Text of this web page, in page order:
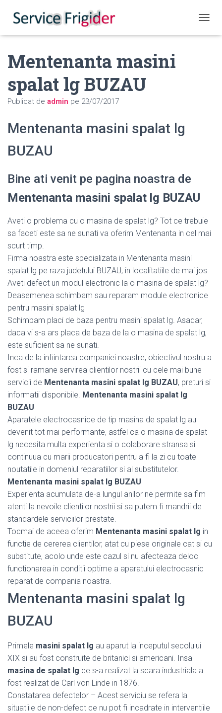
Mentenanta masini
spalat lg BUZAU
Publicat de admin pe 23/07/2017
Mentenanta masini spalat lg
BUZAU
Bine ati venit pe pagina noastra de
Mentenanta masini spalat lg BUZAU
Aveti o problema cu o masina de spalat lg? Tot ce trebuie
sa faceti este sa ne sunati va oferim Mentenanta in cel mai
scurt timp.
Firma noastra este specializata in Mentenanta masini
spalat lg pe raza judetului BUZAU, in localitatiile de mai jos.
Aveti defect un modul electronic la o masina de spalat lg?
Deasemenea schimbam sau reparam module electronice
pentru masini spalat lg
Schimbam placi de baza pentru masini spalat lg. Asadar,
daca vi s-a ars placa de baza de la o masina de spalat lg,
este suficient sa ne sunati.
Inca de la infiintarea companiei noastre, obiectivul nostru a
fost si ramane servirea clientilor nostrii cu cele mai bune
servicii de Mentenanta masini spalat lg BUZAU, preturi si
informatii disponibile. Mentenanta masini spalat lg
BUZAU
Aparatele electrocasnice de tip masina de spalat lg au
devenit tot mai performante, astfel ca o masina de spalat
lg necesita multa experienta si o colaborare stransa si
continuua cu marii producatori pentru a fi la zi cu toate
noutatile in domeniul reparatiilor si al substitutelor.
Mentenanta masini spalat lg BUZAU
Experienta acumulata de-a lungul anilor ne permite sa fim
atenti la nevoile clientilor nostrii si sa putem fi mandrii de
standardele serviciilor prestate.
Tocmai de aceea oferim Mentenanta masini spalat lg in
functie de cererea clientilor, atat cu piese originale cat si cu
substitute, acolo unde este cazul si nu afecteaza deloc
functionarea in conditii optime a aparatului electrocasnic
reparat de compania noastra.
Mentenanta masini spalat lg
BUZAU
Primele masini spalat lg au aparut la inceputul secolului
XIX si au fost construite de britanici si americani. Insa
masina de spalat lg ce s-a realizat la scara industriala a
fost realizat de Carl von Linde in 1876.
Constatarea defectelor – Acest serviciu se refera la
situatiile de non-defect ce nu pot fi incadrate in interventiile